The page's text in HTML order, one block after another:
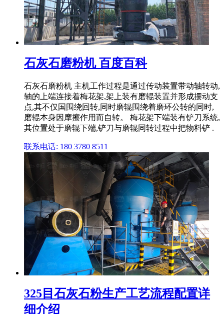
石灰石磨粉机 百度百科
石灰石磨粉机 主机工作过程是通过传动装置带动轴转动,
轴的上端连接着梅花架,架上装有磨辊装置并形成摆动支
点,其不仅国围绕回转,同时磨辊围绕着磨环公转的同时,
磨辊本身因摩擦作用而自转。 梅花架下端装有铲刀系统,
其位置处于磨辊下端,铲刀与磨辊同转过程中把物料铲 .
联系电话: 180 3780 8511
325目石灰石粉生产工艺流程配置详
细介绍